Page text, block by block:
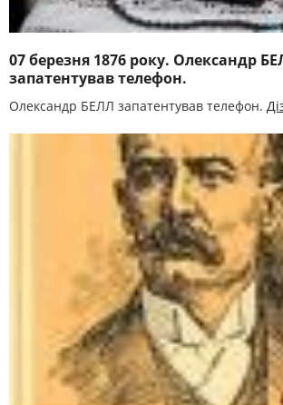
07 березня 1876 року. Олександр
запатентував телефон.
Олександр БЕЛЛ запатентував телефон.